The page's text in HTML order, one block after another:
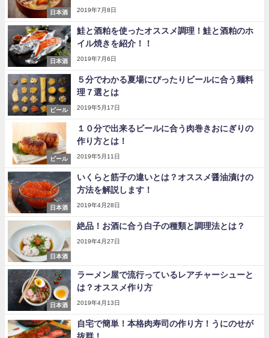
日本酒 2019年7月8日
日本酒
鮭と酒粕を使ったオススメ調理！鮭と酒粕のホ
イル焼きを紹介！！
2019年7月6日
ビール
５分でわかる夏場にぴったりビールに合う麺料
理７選とは
2019年5月17日
ビール
１０分で出来るビールに合う肉巻きおにぎりの
作り方とは！
2019年5月11日
日本酒
いくらと筋子の違いとは？オススメ醤油漬けの
方法を解説します！
2019年4月28日
日本酒
絶品！お酒に合う白子の種類と調理法とは？
2019年4月27日
日本酒
ラーメン屋で流行っているレアチャーシューと
は？オススメ作り方
2019年4月13日
自宅で簡単！本格肉寿司の作り方！うにのせが